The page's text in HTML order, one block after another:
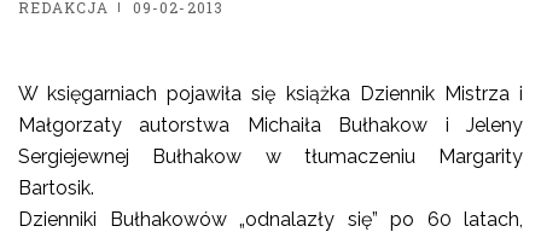
REDAKCJA 09-02-2013
W księgarniach pojawiła się książka Dziennik Mistrza i
Małgorzaty autorstwa Michaiła Bułhakow i Jeleny
Sergiejewnej Bułhakow w tłumaczeniu Margarity
Bartosik.
Dzienniki Bułhakowów „odnalazły się” po 60 latach,